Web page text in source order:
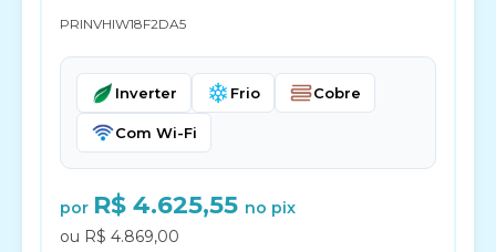
PRINVHIW18F2DA5
Inverter Frio Cobre
Com Wi-Fi
por R$ 4.625,55 no pix
ou R$ 4.869,00